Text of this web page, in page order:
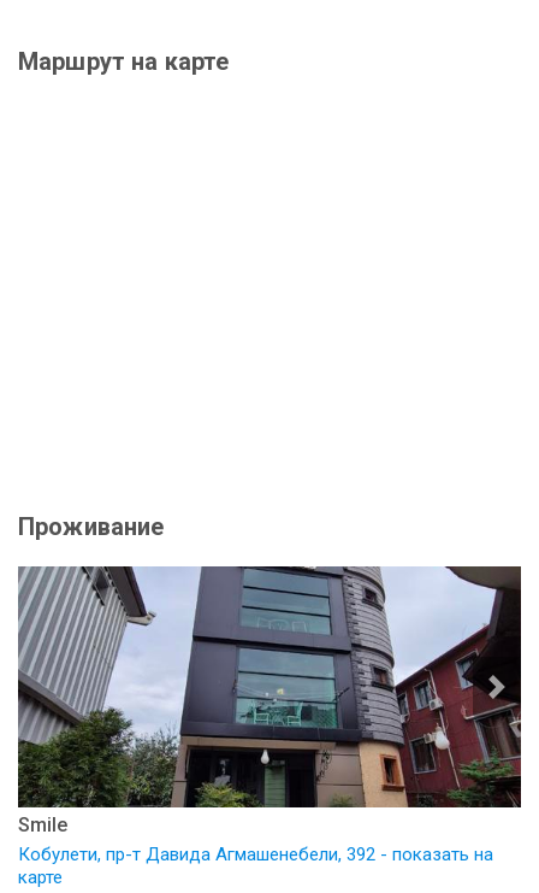
Маршрут на карте
Проживание
Smile
Кобулети, пр-т Давида Агмашенебели, 392 - показать на
карте